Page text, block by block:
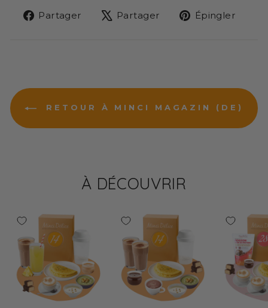
Partager
PartagerPartager
TweeterÉpingler
RETOUR À MINCI MAGAZIN (DE)
À DÉCOUVRIR